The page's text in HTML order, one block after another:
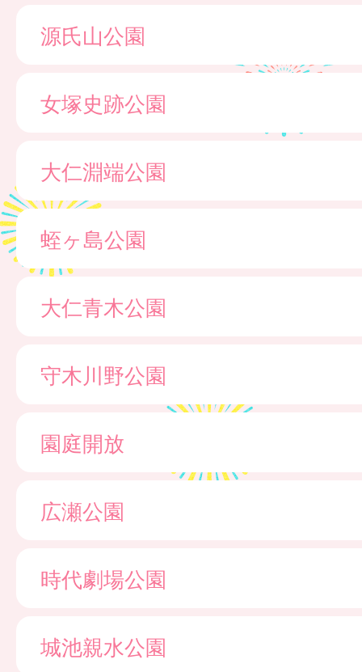
源氏山公園
女塚史跡公園
大仁淵端公園
蛭ヶ島公園
大仁青木公園
守木川野公園
園庭開放
広瀬公園
時代劇場公園
城池親水公園